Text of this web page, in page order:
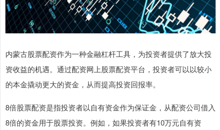
内蒙古股票配资作为一种金融杠杆工具，为投资者提供了放大投
资收益的机遇。通过配资网上股票配资平台，投资者可以以较小
的本金撬动更大的资金，从而提高投资回报率。
8倍股票配资是指投资者以自有资金作为保证金，从配资公司借入
8倍的资金用于股票投资。例如，如果投资者有10万元自有资